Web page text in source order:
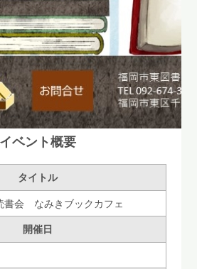
イベント概要
タイトル
書会 なみきブックカフェ
開催日